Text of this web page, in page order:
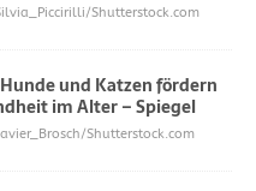
Shutterstock.com
und Katzen fördern
im Alter – Spiegel
Shutterstock.com